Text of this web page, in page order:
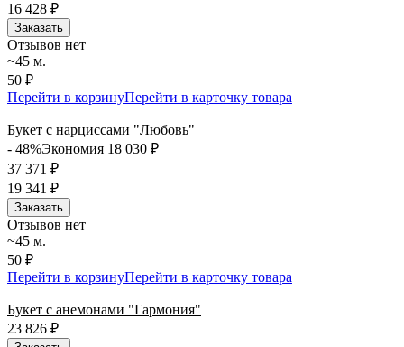
16 428 ₽
Заказать
Отзывов нет
~45 м.
50 ₽
Перейти в корзинуПерейти в карточку товара
Букет с нарциссами "Любовь"
- 48%Экономия 18 030 ₽
37 371 ₽
19 341 ₽
Заказать
Отзывов нет
~45 м.
50 ₽
Перейти в корзинуПерейти в карточку товара
Букет с анемонами "Гармония"
23 826 ₽